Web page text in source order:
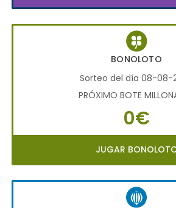
BONOLOTO
Sorteo del día 08-08-
PRÓXIMO BOTE
0€
JUGAR